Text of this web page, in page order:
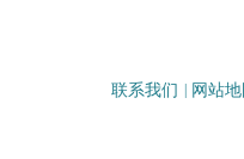
联系我们 网站